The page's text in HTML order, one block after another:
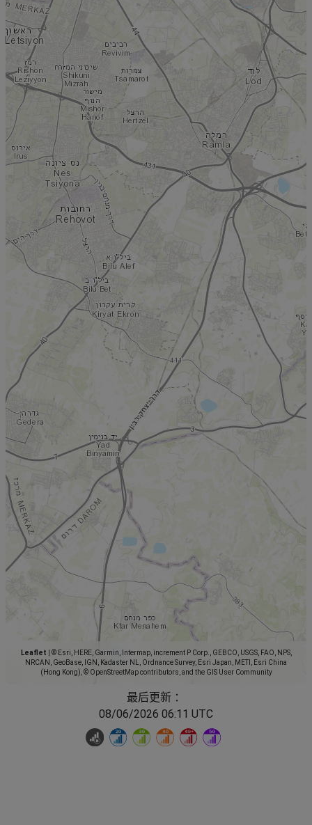
Leaflet
© Esri, HERE, Garmin, Intermap, increment P Corp., GEBCO, USGS, FAO, NPS,
NRCAN, GeoBase, IGN, Kadaster NL, Ordnance Survey, Esri Japan, METI, Esri China
(Hong Kong), © OpenStreetMap contributors, and the GIS User Community
最后更新 ：
08/06/2026 06:11 UTC